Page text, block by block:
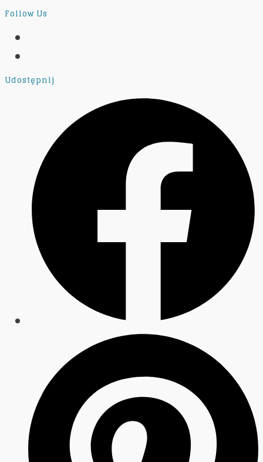
Follow Us
a
in
Udostępnij